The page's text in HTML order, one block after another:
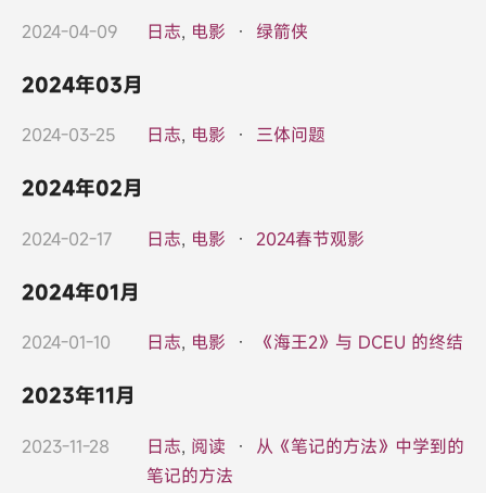
2024-04-09 日志, 电影 · 绿箭侠
2024年03月
2024-03-25 日志, 电影 · 三体问题
2024年02月
2024-02-17 日志, 电影 · 2024春节观影
2024年01月
2024-01-10 日志, 电影 · 《海王2》与 DCEU 的终结
2023年11月
2023-11-28 日志, 阅读 · 从《笔记的方法》中学到的
笔记的方法